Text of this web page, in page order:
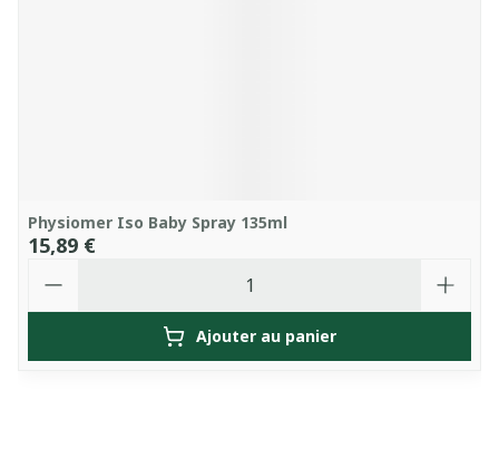
Physiomer Iso Baby Spray 135ml
15,89 €
Ajouter au panier